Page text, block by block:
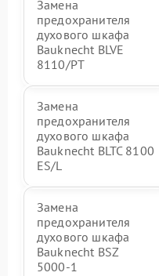
Замена
предохранителя
духового шкафа
Bauknecht BLVE
8110/PT
Замена
предохранителя
духового шкафа
Bauknecht BLTC 8100
ES/L
Замена
предохранителя
духового шкафа
Bauknecht BSZ
5000-1